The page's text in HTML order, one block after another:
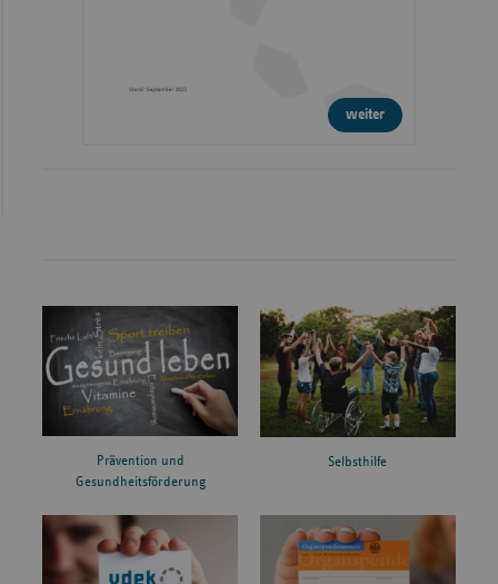
weiter
Prävention und
Gesundheitsförderung
Selbsthilfe